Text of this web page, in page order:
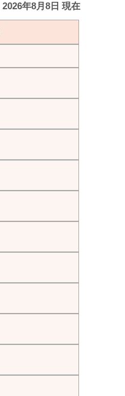
2026年8月8日 現在